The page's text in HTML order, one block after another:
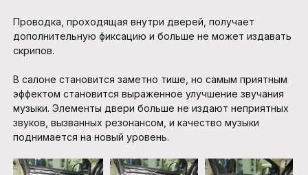
Проводка, проходящая внутри дверей, получает
дополнительную фиксацию и больше не может издавать
скрипов.
В салоне становится заметно тише, но самым приятным
эффектом становится выраженное улучшение звучания
музыки. Элементы двери больше не издают неприятных
звуков, вызванных резонансом, и качество музыки
поднимается на новый уровень.